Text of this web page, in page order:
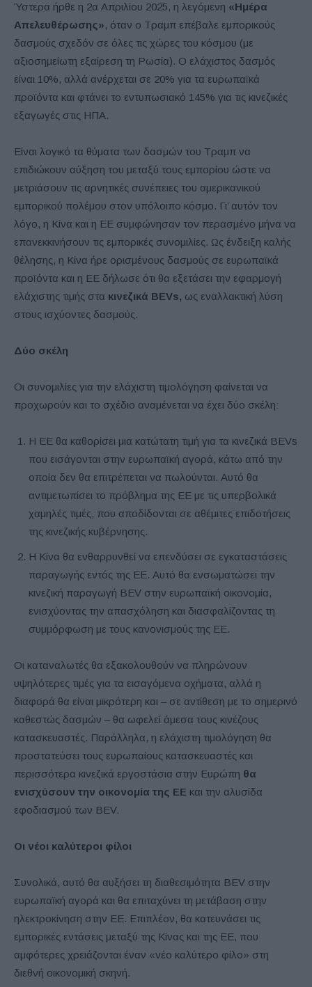
Ύστερα ήρθε η 2α Απριλίου 2025, η λεγόμενη «Ημέρα
Απελευθέρωσης», όταν ο Τραμπ επέβαλε εμπορικούς
δασμούς σχεδόν σε όλες τις χώρες του κόσμου (με
αξιοσημείωτη εξαίρεση τη Ρωσία). Ο ελάχιστος δασμός
είναι 10%, αλλά ανέρχεται σε 20% για τα ευρωπαϊκά
προϊόντα και φτάνει το εντυπωσιακό 145% για τις κινεζικές
εξαγωγές στις ΗΠΑ.
Είναι λογικό τα θύματα των δασμών του Τραμπ να
επιδιώκουν αύξηση του μεταξύ τους εμπορίου ώστε να
μετριάσουν τις αρνητικές συνέπειες του αμερικανικού
εμπορικού πολέμου στον υπόλοιπο κόσμο. Γι’ αυτόν τον
λόγο, η Κίνα και η ΕΕ συμφώνησαν τον περασμένο μήνα να
επανεκκινήσουν τις εμπορικές συνομιλίες. Ως ένδειξη καλής
θέλησης, η Κίνα ήρε ορισμένους δασμούς σε ευρωπαϊκά
προϊόντα και η ΕΕ δήλωσε ότι θα εξετάσει την εφαρμογή
ελάχιστης τιμής στα κινεζικά BEVs, ως εναλλακτική λύση
στους ισχύοντες δασμούς.
Δύο σκέλη
Οι συνομιλίες για την ελάχιστη τιμολόγηση φαίνεται να
προχωρούν και το σχέδιο αναμένεται να έχει δύο σκέλη:
Η ΕΕ θα καθορίσει μια κατώτατη τιμή για τα κινεζικά BEVs
που εισάγονται στην ευρωπαϊκή αγορά, κάτω από την
οποία δεν θα επιτρέπεται να πωλούνται. Αυτό θα
αντιμετωπίσει το πρόβλημα της ΕΕ με τις υπερβολικά
χαμηλές τιμές, που αποδίδονται σε αθέμιτες επιδοτήσεις
της κινεζικής κυβέρνησης.
Η Κίνα θα ενθαρρυνθεί να επενδύσει σε εγκαταστάσεις
παραγωγής εντός της ΕΕ. Αυτό θα ενσωματώσει την
κινεζική παραγωγή BEV στην ευρωπαϊκή οικονομία,
ενισχύοντας την απασχόληση και διασφαλίζοντας τη
συμμόρφωση με τους κανονισμούς της ΕΕ.
Οι καταναλωτές θα εξακολουθούν να πληρώνουν
υψηλότερες τιμές για τα εισαγόμενα οχήματα, αλλά η
διαφορά θα είναι μικρότερη και – σε αντίθεση με το σημερινό
καθεστώς δασμών – θα ωφελεί άμεσα τους κινέζους
κατασκευαστές. Παράλληλα, η ελάχιστη τιμολόγηση θα
προστατεύσει τους ευρωπαίους κατασκευαστές και
περισσότερα κινεζικά εργοστάσια στην Ευρώπη θα
ενισχύσουν την οικονομία της ΕΕ και την αλυσίδα
εφοδιασμού των BEV.
Οι νέοι καλύτεροι φίλοι
Συνολικά, αυτό θα αυξήσει τη διαθεσιμότητα BEV στην
ευρωπαϊκή αγορά και θα επιταχύνει τη μετάβαση στην
ηλεκτροκίνηση στην ΕΕ. Επιπλέον, θα κατευνάσει τις
εμπορικές εντάσεις μεταξύ της Κίνας και της ΕΕ, που
αμφότερες χρειάζονται έναν «νέο καλύτερο φίλο» στη
διεθνή οικονομική σκηνή.